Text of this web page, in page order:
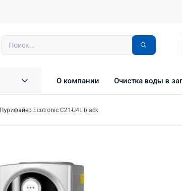
О компании Очистка воды в
Пурифайер Ecotronic C21-U4L black